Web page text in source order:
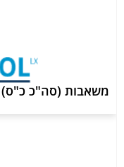
משאבות (סה"כ כ"ס)